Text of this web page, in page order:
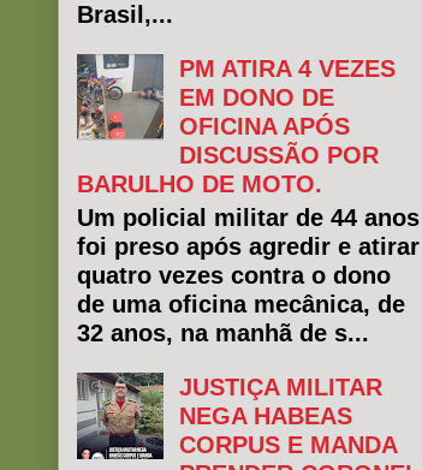
Brasil,...
PM ATIRA 4 VEZES
EM DONO DE
OFICINA APÓS
DISCUSSÃO POR
BARULHO DE MOTO.
Um policial militar de 44 anos
foi preso após agredir e atirar
quatro vezes contra o dono
de uma oficina mecânica, de
32 anos, na manhã de s...
JUSTIÇA MILITAR
NEGA HABEAS
CORPUS E MANDA